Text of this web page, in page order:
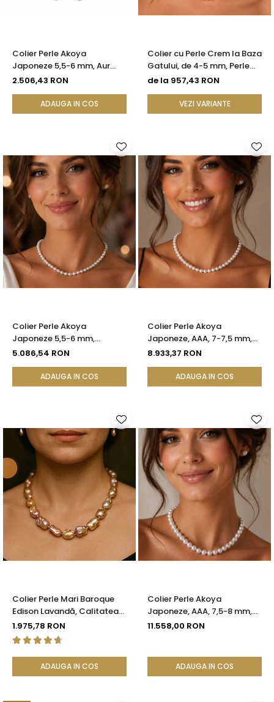
Colier Perle Akoya
Japoneze 5,5-6 mm, Aur
Galben 14K | KASKADDA®
2.506,43 RON
ADAUGA IN COS
Colier cu Perle Crem la Baza
Gatului, de 4-5 mm, Perle
Rare, Calitate AAA+, Aur 14K
de la 957,43 RON
VEZI VARIANTE
Colier Perle Akoya
Japoneze 5,5-6 mm,
Închizătoare Sferică Aur
5.086,54 RON
ADAUGA IN COS
Colier Perle Akoya
Japoneze, AAA, 7-7,5 mm,
Aur Galben 14K | KASKADDA®
8.933,37 RON
ADAUGA IN COS
Colier Perle Mari Baroque
Edison Lavandă, Calitatea
AAA, Aur 14K | KASKADDA®
1.975,78 RON
ADAUGA IN COS
Colier Perle Akoya
Japoneze, AAA, 7,5-8 mm,
Aur Alb 14K | KASKADDA®
11.558,00 RON
ADAUGA IN COS